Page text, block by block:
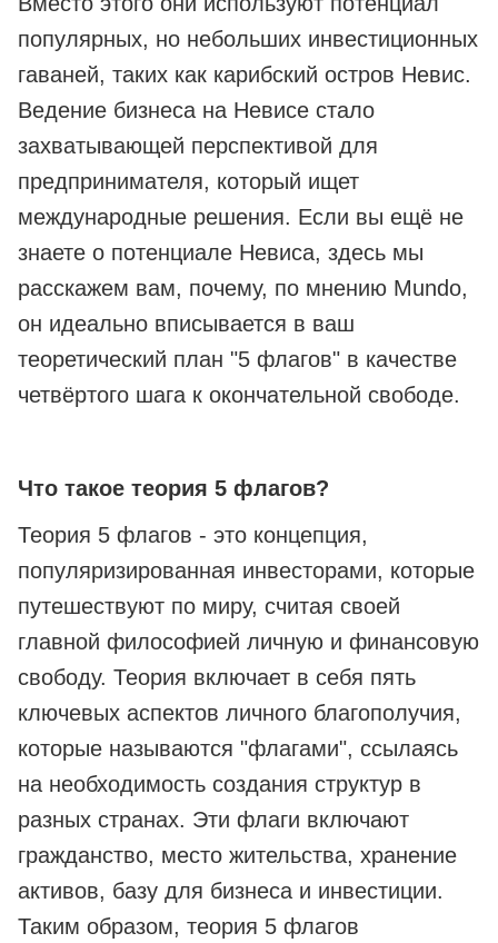
популярных, но небольших инвестиционных
гаваней, таких как карибский остров Невис.
Ведение бизнеса на Невисе стало
захватывающей перспективой для
предпринимателя, который ищет
международные решения. Если вы ещё не
знаете о потенциале Невиса, здесь мы
расскажем вам, почему, по мнению Mundo,
он идеально вписывается в ваш
теоретический план "5 флагов" в качестве
четвёртого шага к окончательной свободе.
Что такое теория 5 флагов?
Теория 5 флагов - это концепция,
популяризированная инвесторами, которые
путешествуют по миру, считая своей
главной философией личную и финансовую
свободу. Теория включает в себя пять
ключевых аспектов личного благополучия,
которые называются "флагами", ссылаясь
на необходимость создания структур в
разных странах. Эти флаги включают
гражданство, место жительства, хранение
активов, базу для бизнеса и инвестиции.
Таким образом, теория 5 флагов